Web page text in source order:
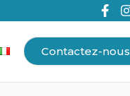
Contactez-nous